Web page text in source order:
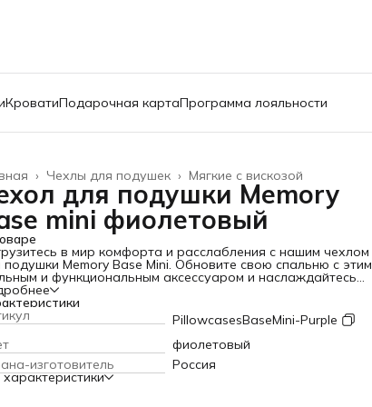
КроватиПодарочная картаПрограмма лояльности
Мягкие с вискозой
Чехлы для подушек ›
›
для подушки Memory
mini фиолетовый
в мир комфорта и расслабления с нашим чехлом
подушки Memory Base Mini. Обновите свою спальню с этим
и функциональным аксессуаром и наслаждайтесь
и качественным сном каждую ночь. Чехол предлагает
характеристики, такие как отличная вентиляция и
высыхание после стирки. Он легко стирается при
30 градусов, что обеспечивает простоту ухода и
материала. Чехол имеет размер 43х63 см и
к подушкам. 40х60 с любым типом наполнителя,
чтобы высота подушки была от 12 до 14 см.
подходит для использования с подушкой Sleepico
PillowcasesBaseMini-Purple
фиолетовый
изготовитель
Россия
характеристики